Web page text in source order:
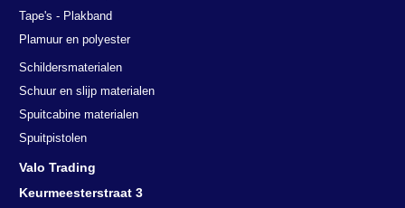
Tape's - Plakband
Plamuur en polyester
Schildersmaterialen
Schuur en slijp materialen
Spuitcabine materialen
Spuitpistolen
Valo Trading
Keurmeesterstraat 3